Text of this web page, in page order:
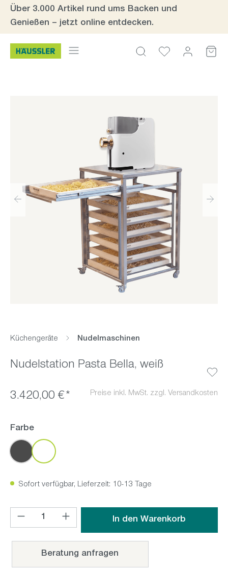
Zum Hauptinhalt springen
Über 3.000 Artikel rund ums Backen und
Genießen – jetzt online entdecken.
Küchengeräte Nudelmaschinen
Nudelstation Pasta Bella, weiß
3.420,00 €* Preise inkl. MwSt. zzgl. Versandkosten
Farbeauswählen
Anthrazit
Weiß
Sofort verfügbar, Lieferzeit: 10-13 Tage
Produkt Anzahl: Gib den gewünschten Wert ein oder
In den Warenkorb
Beratung anfragen